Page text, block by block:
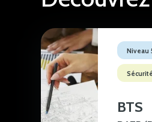
BTS
Niveau